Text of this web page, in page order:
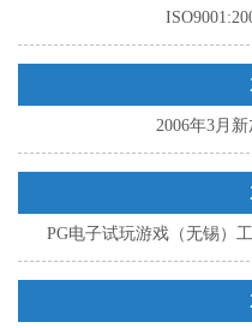
2006年3月
PG电子试玩游戏（无锡）